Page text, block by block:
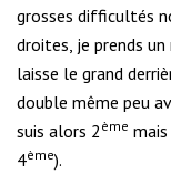
grosses difficultés
droites, je prends
laisse le grand
double même peu
suis alors 2 ème
4ème).